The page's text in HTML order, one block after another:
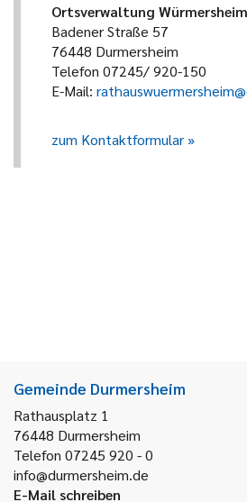
Ortsverwaltung Würmersheim
Badener Straße 57
76448 Durmersheim
Telefon 07245/ 920-150
E-Mail:
zum Kontaktformular
Gemeinde Durmersheim
Rathausplatz 1
76448 Durmersheim
Telefon 07245 920 - 0
info@durmersheim.de
E-Mail schreiben